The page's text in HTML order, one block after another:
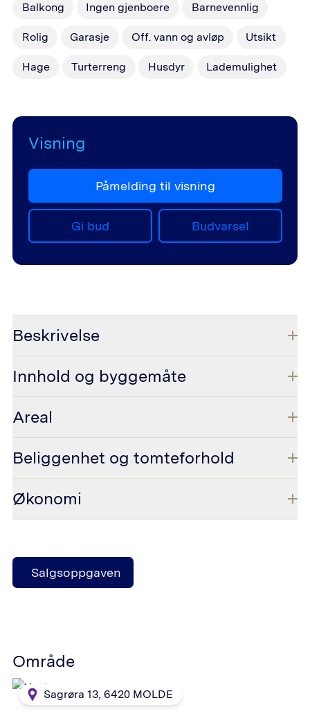
Balkong Ingen gjenboere Barnevennlig
Rolig Garasje Off. vann og avløp Utsikt
Hage Turterreng Husdyr Lademulighet
Visning
Påmelding til visning
Gi bud Budvarsel
Beskrivelse
Innhold og byggemåte
Areal
Beliggenhet og tomteforhold
Økonomi
Salgsoppgaven
Område
Sagrøra 13, 6420 MOLDE